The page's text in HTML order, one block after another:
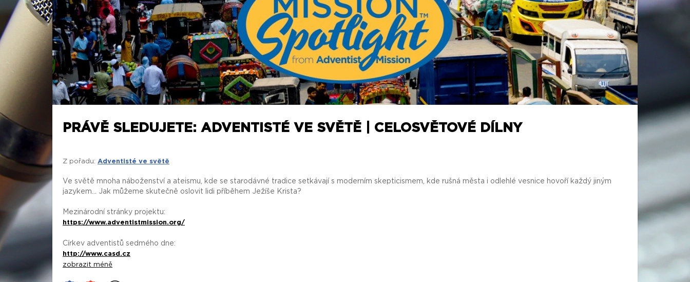
PRÁVĚ SLEDUJETE: ADVENTISTÉ VE SVĚTĚ | CELOSVĚTOVÉ DÍLNY
Z pořadu: Adventisté ve světě
Ve světě mnoha náboženství a ateismu, kde se starodávné tradice setkávají s moderním skepticismem, kde rušná města i odlehlé vesnice hovoří každý jiným
jazykem... Jak můžeme skutečně oslovit lidi příběhem Ježíše Krista?
Mezinárodní stránky projektu:
https://www.adventistmission.org/
Církev adventistů sedmého dne:
http://www.casd.cz
zobrazit méně